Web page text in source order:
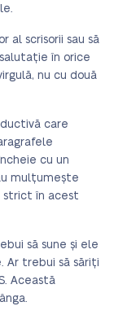
al scrisorii sau să
în orice
nu cu două
care
cu un
mulțumește
strict în acest
să sune și ele
Ar trebui să săriți
Această